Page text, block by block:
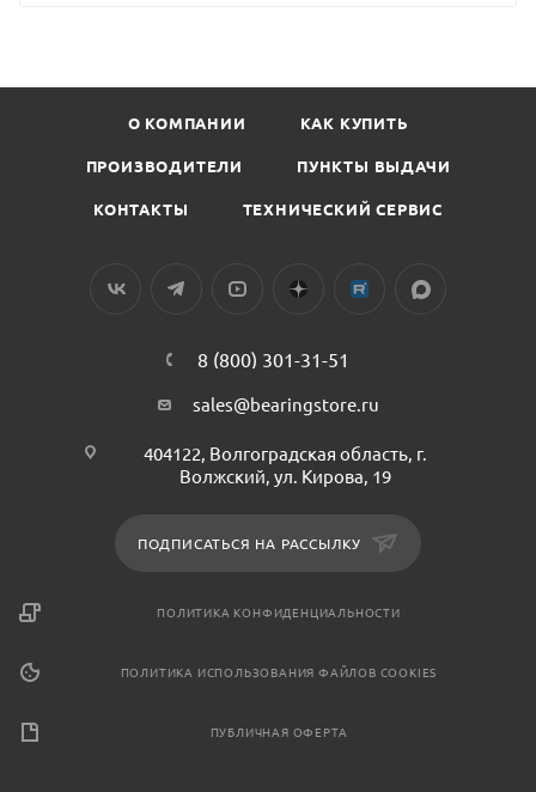
О КОМПАНИИ КАК КУПИТЬ
ПРОИЗВОДИТЕЛИ ПУНКТЫ ВЫДАЧИ
КОНТАКТЫ ТЕХНИЧЕСКИЙ СЕРВИС
8 (800) 301-31-51
sales@bearingstore.ru
404122, Волгоградская область, г.
Волжский, ул. Кирова, 19
ПОДПИСАТЬСЯ НА РАССЫЛКУ
ПОЛИТИКА КОНФИДЕНЦИАЛЬНОСТИ
ПОЛИТИКА ИСПОЛЬЗОВАНИЯ ФАЙЛОВ COOKIES
ПУБЛИЧНАЯ ОФЕРТА